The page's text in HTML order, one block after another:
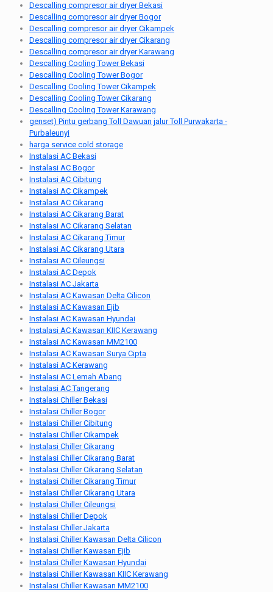
Descalling compresor air dryer Bekasi
Descalling compresor air dryer Bogor
Descalling compresor air dryer Cikampek
Descalling compresor air dryer Cikarang
Descalling compresor air dryer Karawang
Descalling Cooling Tower Bekasi
Descalling Cooling Tower Bogor
Descalling Cooling Tower Cikampek
Descalling Cooling Tower Cikarang
Descalling Cooling Tower Karawang
genset) Pintu gerbang Toll Dawuan jalur Toll Purwakarta -
Purbaleunyi
harga service cold storage
Instalasi AC Bekasi
Instalasi AC Bogor
Instalasi AC Cibitung
Instalasi AC Cikampek
Instalasi AC Cikarang
Instalasi AC Cikarang Barat
Instalasi AC Cikarang Selatan
Instalasi AC Cikarang Timur
Instalasi AC Cikarang Utara
Instalasi AC Cileungsi
Instalasi AC Depok
Instalasi AC Jakarta
Instalasi AC Kawasan Delta Cilicon
Instalasi AC Kawasan Ejib
Instalasi AC Kawasan Hyundai
Instalasi AC Kawasan KIIC Kerawang
Instalasi AC Kawasan MM2100
Instalasi AC Kawasan Surya Cipta
Instalasi AC Kerawang
Instalasi AC Lemah Abang
Instalasi AC Tangerang
Instalasi Chiller Bekasi
Instalasi Chiller Bogor
Instalasi Chiller Cibitung
Instalasi Chiller Cikampek
Instalasi Chiller Cikarang
Instalasi Chiller Cikarang Barat
Instalasi Chiller Cikarang Selatan
Instalasi Chiller Cikarang Timur
Instalasi Chiller Cikarang Utara
Instalasi Chiller Cileungsi
Instalasi Chiller Depok
Instalasi Chiller Jakarta
Instalasi Chiller Kawasan Delta Cilicon
Instalasi Chiller Kawasan Ejib
Instalasi Chiller Kawasan Hyundai
Instalasi Chiller Kawasan KIIC Kerawang
Instalasi Chiller Kawasan MM2100